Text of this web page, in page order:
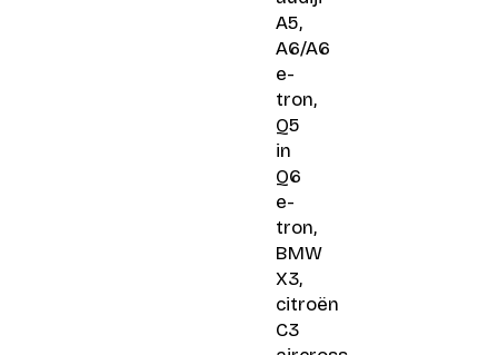
A5,
A6/A6
e-
tron,
Q5
in
Q6
e-
tron,
BMW
X3,
citroën
C3